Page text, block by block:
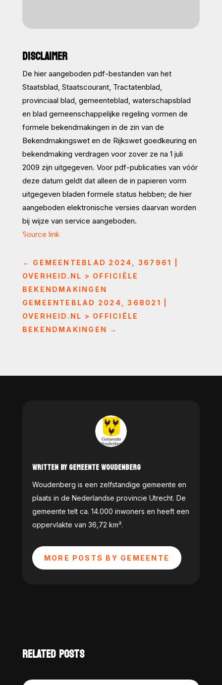
DISCLAIMER
De hier aangeboden pdf-bestanden van het
Staatsblad, Staatscourant, Tractatenblad,
provinciaal blad, gemeenteblad, waterschapsblad
en blad gemeenschappelijke regeling vormen de
formele bekendmakingen in de zin van de
Bekendmakingswet en de Rijkswet goedkeuring en
bekendmaking verdragen voor zover ze na 1 juli
2009 zijn uitgegeven. Voor pdf-publicaties van vóór
deze datum geldt dat alleen de in papieren vorm
uitgegeven bladen formele status hebben; de hier
aangeboden elektronische versies daarvan worden
bij wijze van service aangeboden.
Source link
← GEMEENTEBLAD 2024, 367961 |
OVERHEID.NL > OFFICIËLE
BEKENDMAKINGEN
GEMEENTEBLAD 2024, 368021 |
OVERHEID.NL > OFFICIËLE
BEKENDMAKINGEN →
WRITTEN BY GEMEENTE WOUDENBERG
Woudenberg is een zelfstandige gemeente en
plaats in de Nederlandse provincie Utrecht. De
gemeente telt ca. 14.000 inwoners en heeft een
oppervlakte van 36,72 km².
MORE POSTS BY GEMEENTE
RELATED POSTS